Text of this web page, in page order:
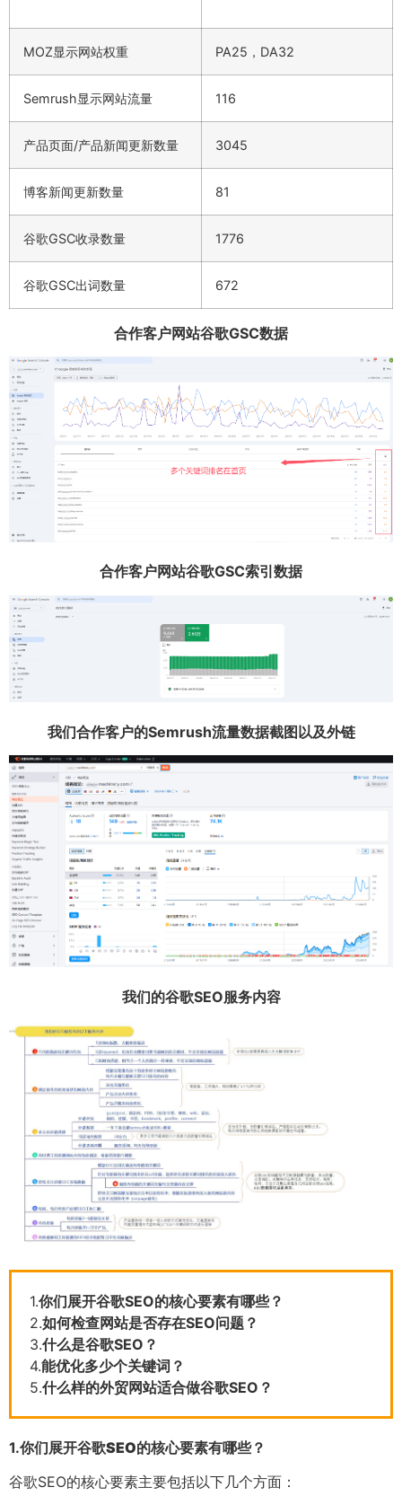
MOZ显示网站权重 PA25，DA32
Semrush显示网站流量 116
产品页面/产品新闻更新数量 3045
博客新闻更新数量 81
谷歌GSC收录数量 1776
谷歌GSC出词数量 672
合作客户网站谷歌GSC数据
合作客户网站谷歌GSC索引数据
我们合作客户的Semrush流量数据截图以及外链
我们的谷歌SEO服务内容
1.你们展开谷歌SEO的核心要素有哪些？
2.如何检查网站是否存在SEO问题？
3.什么是谷歌SEO？
4.能优化多少个关键词？
5.什么样的外贸网站适合做谷歌SEO？
1.你们展开谷歌SEO的核心要素有哪些？
谷歌SEO的核心要素主要包括以下几个方面：